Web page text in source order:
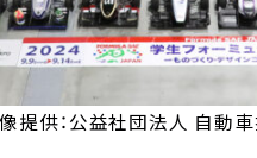
シー
提供：公益社団法人 自動車